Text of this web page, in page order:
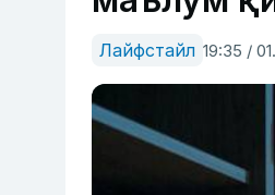
Лайфстайл 19:35 /